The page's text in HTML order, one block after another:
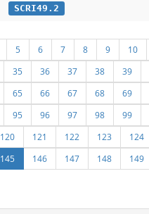
SCRI49.2
5 6 7 8 9 10
35 36 37 38 39
65 66 67 68 69
95 96 97 98 99
120 121 122 123 124
145 146 147 148 149